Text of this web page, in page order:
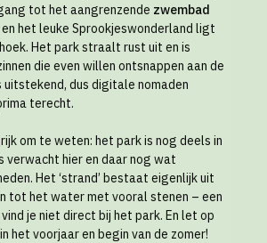
tot het aangrenzende zwembad
en het leuke Sprookjeswonderland ligt
Het park straalt rust uit en is
die even willen ontsnappen aan de
uitstekend, dus digitale nomaden
terecht.
om te weten: het park is nog deels in
verwacht hier en daar nog wat
Het ‘strand’ bestaat eigenlijk uit
tot het water met vooral stenen – een
je niet direct bij het park. En let op
het voorjaar en begin van de zomer!